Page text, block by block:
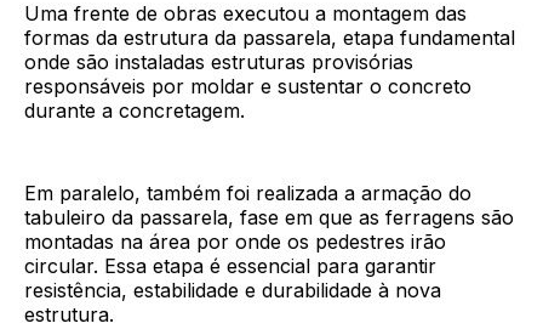
Uma frente de obras executou a montagem das
formas da estrutura da passarela, etapa fundamental
onde são instaladas estruturas provisórias
responsáveis por moldar e sustentar o concreto
durante a concretagem.
Em paralelo, também foi realizada a armação do
tabuleiro da passarela, fase em que as ferragens são
montadas na área por onde os pedestres irão
circular. Essa etapa é essencial para garantir
resistência, estabilidade e durabilidade à nova
estrutura.